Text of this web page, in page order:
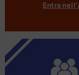
Entra